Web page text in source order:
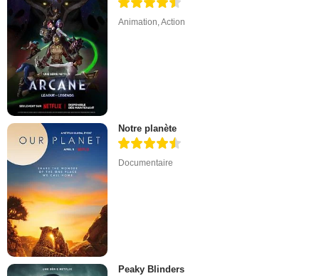
Animation ,Action
Notre planète
Documentaire
Peaky Blinders